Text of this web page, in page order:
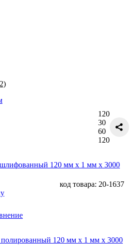
120
30
60
120
120 мм x 1 мм х 3000
код товара: 20-1637
120 мм x 1 мм х 3000